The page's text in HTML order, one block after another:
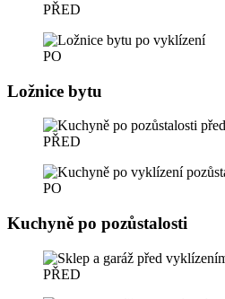
PŘED
PO
Ložnice bytu
PŘED
PO
Kuchyně po pozůstalosti
PŘED